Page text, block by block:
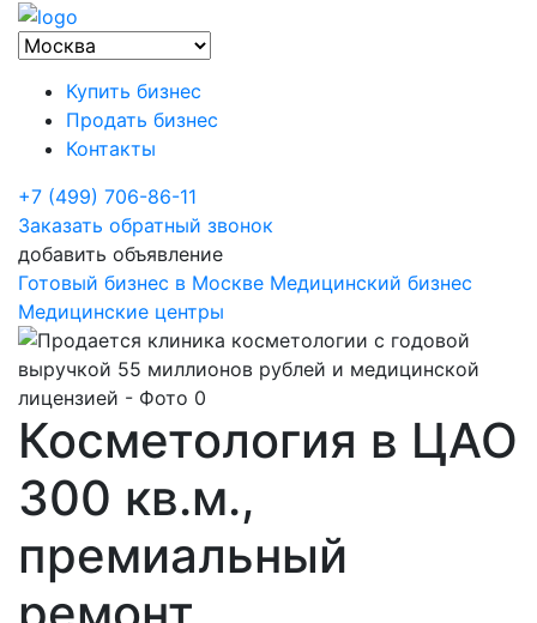
Купить бизнес
Продать бизнес
Контакты
+7 (499) 706-86-11
Заказать обратный звонок
добавить объявление
Готовый бизнес в Москве Медицинский бизнес
Медицинские центры
Косметология в ЦАО
300 кв.м.,
премиальный